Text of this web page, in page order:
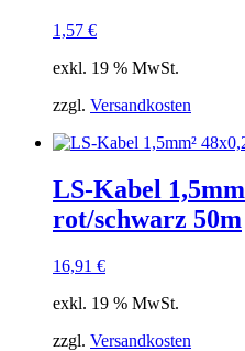
1,57 €
exkl. 19 % MwSt.
zzgl. Versandkosten
LS-Kabel
rot/schwarz 50m
16,91 €
exkl. 19 % MwSt.
zzgl. Versandkosten